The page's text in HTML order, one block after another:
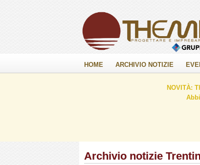
HOME ARCHIVIO NOTIZIE
NOVITÀ:
Archivio notizie